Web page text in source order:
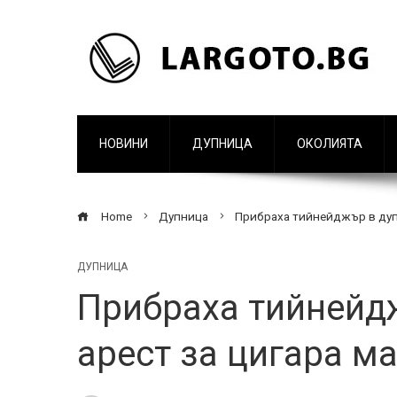
НОВИНИ ДУПНИЦА ОКОЛИЯТА
Home Дупница Прибраха тийнейджър в
ДУПНИЦА
Прибраха
арест за цигара